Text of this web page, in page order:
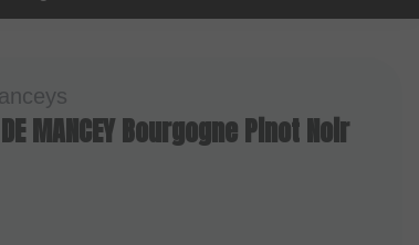
DE MANCEY Bourgogne Pinot Noir